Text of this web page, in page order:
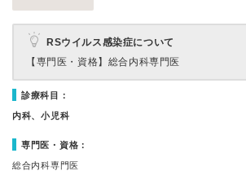
RSウイルス感染症について
【専門医・資格】 総合内科専門医
診療科目：
内科、小児科
専門医・資格：
総合内科専門医